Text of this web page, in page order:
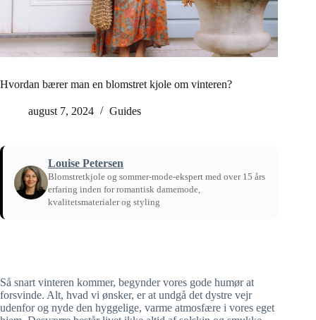
Hvordan bærer man en blomstret kjole om vinteren?
august 7, 2024 Guides
Louise Petersen
Blomstretkjole og sommer-mode-ekspert med over 15 års
erfaring inden for romantisk damemode,
kvalitetsmaterialer og styling
Så snart vinteren kommer, begynder vores gode humør at
forsvinde. Alt, hvad vi ønsker, er at undgå det dystre vejr
udenfor og nyde den hyggelige, varme atmosfære i vores eget